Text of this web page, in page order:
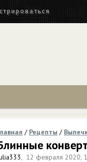
/ Рецепты /
, 12 февраля 2020,